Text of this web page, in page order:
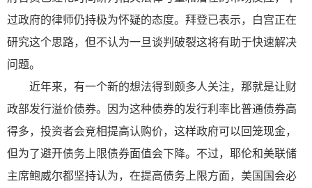
过政府的律师仍持极为怀疑的态度。 拜登已表示，白宫正在
研究这个思路，但不认为一旦谈判破裂这将有助于快速解决
问题。
近年来，有一个新的想法得到颇多人关注，那就是让财
政部发行溢价债券。因为这种债券的发行利率比普通债券高
得多，投资者会竞相提高认购价，这样政府可以回笼现金，
但为了避开债务上限债券面值会下降。不过，耶伦和美联储
主席鲍威尔都坚持认为，在提高债务上限方面，美国国会必